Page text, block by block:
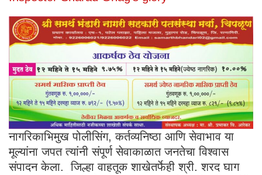
नागरिकाभिमुख पोलीसिंग, कर्तव्यनिष्ठा आणि सेवाभाव या
मूल्यांना जपत त्यांनी संपूर्ण सेवाकाळात जनतेचा विश्वास
संपादन केला. जिल्हा वाहतूक शाखेतर्फेही श्री. शरद घाग